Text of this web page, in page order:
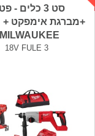
סט 3 כלים -
+מברגת אימפקט
MILWAUKEE
18V FULE 3